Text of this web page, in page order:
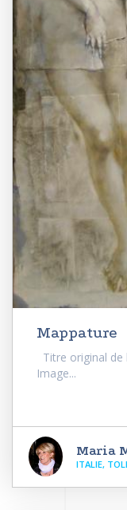
Mappature
Titre original
Image...
Maria
ITALIE,